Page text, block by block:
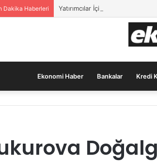
Dakika Haberleri Yatırımcılar İçin Güvenli Liman:
Ekonomi Haber Bankalar Kredi